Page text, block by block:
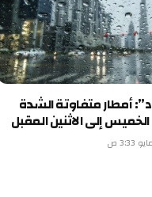
متفاوتة الشدة
الاثنين المقبل